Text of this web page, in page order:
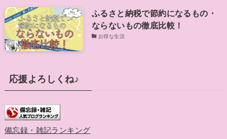
ふるさと納税で節約になるもの・
ならないもの徹底比較！
お得な生活
応援よろしくね♪
備忘録・雑記ランキング